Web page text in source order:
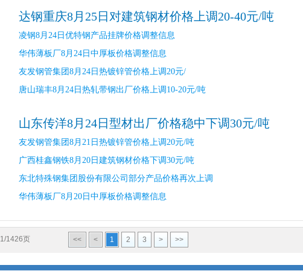
达钢重庆8月25日对建筑钢材价格上调20-40元/吨
凌钢8月24日优特钢产品挂牌价格调整信息
华伟薄板厂8月24日中厚板价格调整信息
友发钢管集团8月24日热镀锌管价格上调20元/
唐山瑞丰8月24日热轧带钢出厂价格上调10-20元/吨
山东传洋8月24日型材出厂价格稳中下调30元/吨
友发钢管集团8月21日热镀锌管价格上调20元/吨
广西桂鑫钢铁8月20日建筑钢材价格下调30元/吨
东北特殊钢集团股份有限公司部分产品价格再次上调
华伟薄板厂8月20日中厚板价格调整信息
1/1426页 << < 1 2 3 > >>